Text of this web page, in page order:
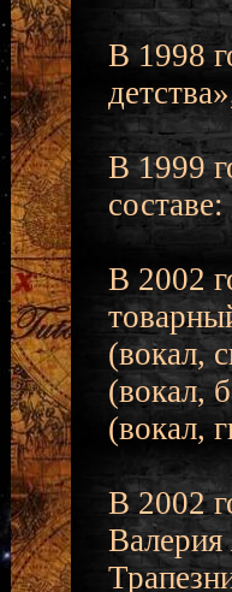
В 1998
В 1999
В 2002
(вокал,
(вокал,
(вокал,
В 2002